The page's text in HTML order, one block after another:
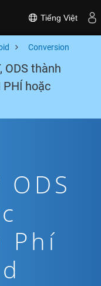
Tiếng Việt
Conversion
ODS thành
PHÍ hoặc
Phí